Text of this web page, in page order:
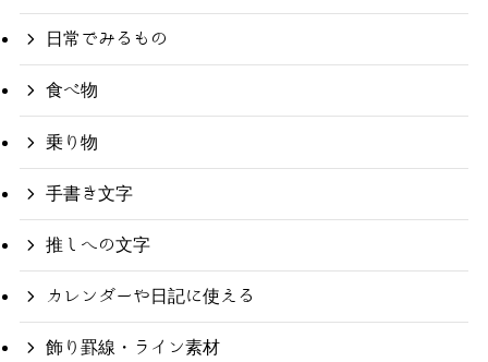
日常でみるもの
食べ物
乗り物
手書き文字
推しへの文字
カレンダーや日記に使える
飾り罫線・ライン素材